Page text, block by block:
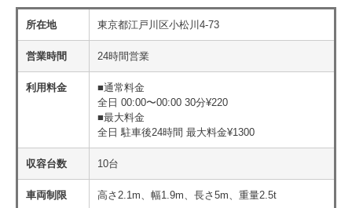
所在地 東京都江戸川区小松川4-73
営業時間 24時間営業
利用料金
■通常料金
全日 00:00〜00:00 30分¥220
■最大料金
全日 駐車後24時間 最大料金¥1300
収容台数 10台
車両制限 高さ2.1m、幅1.9m、長さ5m、重量2.5t